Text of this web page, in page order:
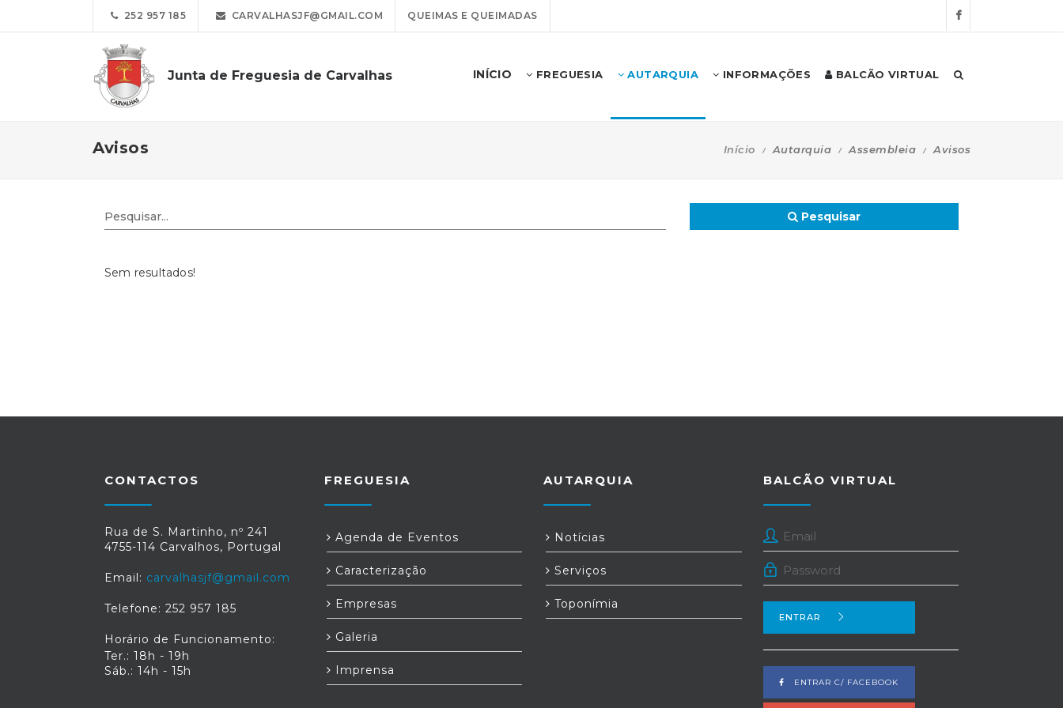
252 957 185 CARVALHASJF@GMAIL.COM QUEIMAS E QUEIMADAS
Junta de Freguesia de Carvalhas INÍCIO FREGUESIA AUTARQUIA INFORMAÇÕES BALCÃO VIRTUAL
Avisos Início Autarquia Assembleia Avisos
Pesquisar
Sem resultados!
CONTACTOS
Rua de S. Martinho, nº 241
4755-114 Carvalhos, Portugal
Email: carvalhasjf@gmail.com
Telefone: 252 957 185
Horário de Funcionamento:
Ter.: 18h - 19h
Sáb.: 14h - 15h
FREGUESIA
Agenda de Eventos
Caracterização
Empresas
Galeria
Imprensa
AUTARQUIA
Notícias
Serviços
Toponímia
BALCÃO VIRTUAL
ENTRAR
ENTRAR C/ FACEBOOK